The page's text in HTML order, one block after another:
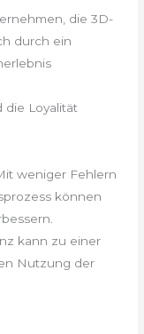
die 3D-
durch ein
die Loyalität
weniger Fehlern
können
kann zu einer
Nutzung der